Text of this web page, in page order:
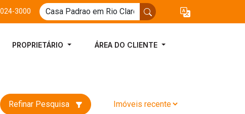
3000
PROPRIETÁRIO ÁREA DO CLIENTE
Refinar Pesquisa